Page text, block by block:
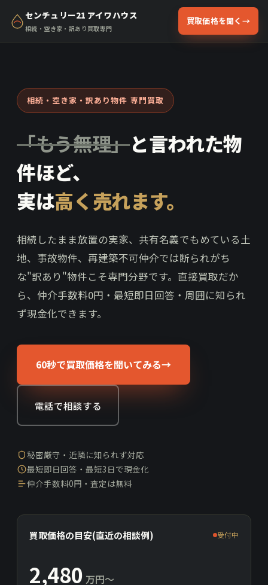
センチュリー21 アイワハウス
相続・空き家・訳あり買取専門
買取価格を聞く →
相続・空き家・訳あり物件 専門買取
「もう無理」と言われた物
件ほど、
実は高く売れます。
相続したまま放置の実家、共有名義でもめている土
地、事故物件、再建築不可――仲介では断られがち
な"訳あり"物件こそ専門分野です。直接買取だか
ら、仲介手数料0円・最短即日回答・周囲に知られ
ず現金化できます。
60秒で買取価格を聞いてみる→
電話で相談する
秘密厳守・近隣に知られず対応
最短即日回答・最短3日で現金化
仲介手数料0円・査定は無料
買取価格の目安(直近の相談例) 受付中
2,480 万円〜